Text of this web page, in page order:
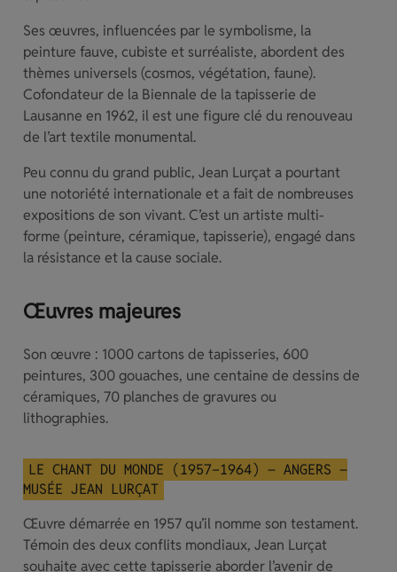
Ses œuvres, influencées par le symbolisme, la
peinture fauve, cubiste et surréaliste, abordent des
thèmes universels (cosmos, végétation, faune).
Cofondateur de la Biennale de la tapisserie de
Lausanne en 1962, il est une figure clé du renouveau
de l’art textile monumental.
Peu connu du grand public, Jean Lurçat a pourtant
une notoriété internationale et a fait de nombreuses
expositions de son vivant. C’est un artiste multi-
forme (peinture, céramique, tapisserie), engagé dans
la résistance et la cause sociale.
Œuvres majeures
Son œuvre : 1000 cartons de tapisseries, 600
peintures, 300 gouaches, une centaine de dessins de
céramiques, 70 planches de gravures ou
lithographies.
LE CHANT DU MONDE (1957-1964) – ANGERS –
MUSÉE JEAN LURÇAT
Œuvre démarrée en 1957 qu’il nomme son testament.
Témoin des deux conflits mondiaux, Jean Lurçat
souhaite avec cette tapisserie aborder l’avenir de